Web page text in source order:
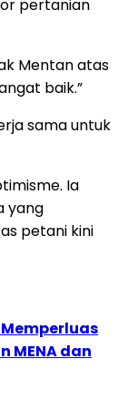
pertanian
Mentan atas
baik.”
sama untuk
Ia
yang
petani kini
MENA dan